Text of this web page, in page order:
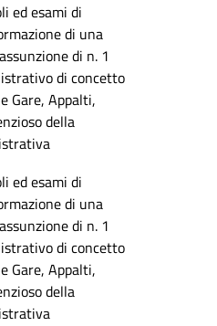
ed esami di
di una
di n. 1
di concetto
Gare, Appalti,
della
ed esami di
di una
di n. 1
di concetto
Gare, Appalti,
della